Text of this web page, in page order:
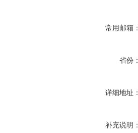
常用邮箱：
省份：
详细地址：
补充说明：